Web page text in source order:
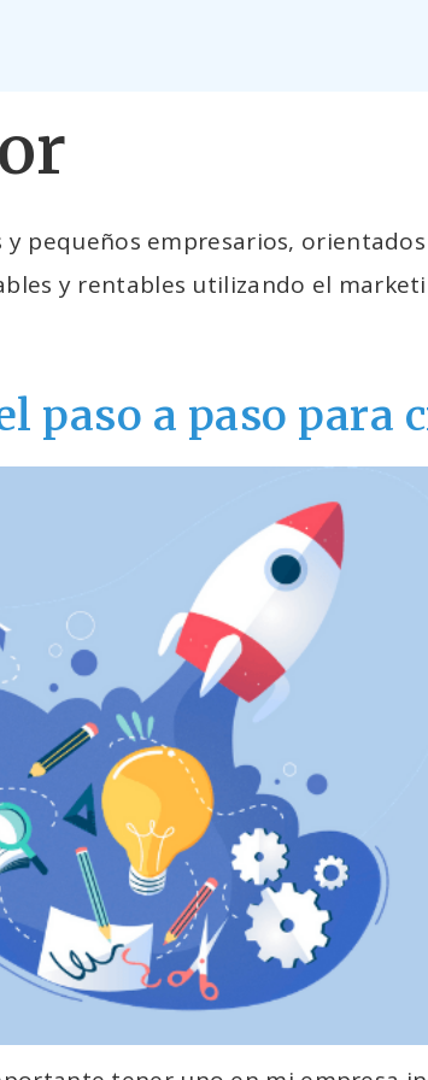
pequeños empresarios,
y rentables utilizando el
paso a paso para